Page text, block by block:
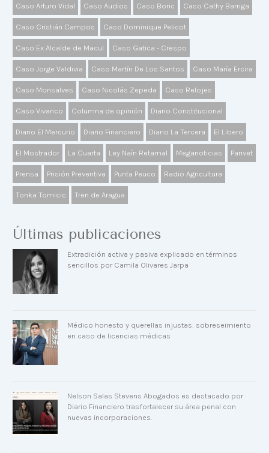
Caso Arturo Vidal Caso Audios Caso Boric Caso Cathy Barriga
Caso Cristián Campos Caso Dominique Pelicot
Caso Ex Alcalde de Macul Caso Gatica - Crespo
Caso Jorge Valdivia Caso Martín De Los Santos Caso María Ercira
Caso Monsalves Caso Nicolás Zepeda Caso Relojes
Caso Vivanco Columna de opinión Diario Constitucional
Diario El Mercurio Diario Financiero Diario La Tercera El Libero
El Mostrador La Cuarta Ley Naín Retamal Meganoticias Parivet
Prensa Prisión Preventiva Punta Peuco Radio Agricultura
Tonka Tomicic Tren de Aragua
Últimas publicaciones
Extradición activa y pasiva explicado en términos
sencillos por Camila Olivares Jarpa
Médico honesto y querellas injustas: sobreseimiento
en caso de licencias médicas
Nelson Salas Stevens Abogados es destacado por
Diario Financiero trasfortalecer su área penal con
nuevas incorporaciones.